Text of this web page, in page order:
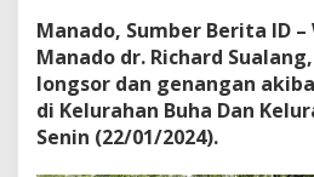
c
t
i
o
n
A
Manado, Sumber Berita ID
Manado dr. Richard
longsor dan genangan
di Kelurahan Buha Dan
Senin (22/01/2024).